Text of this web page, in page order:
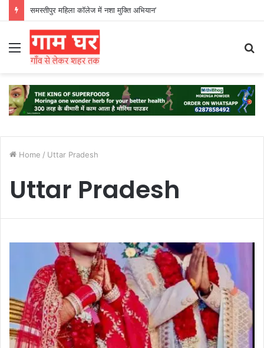
समस्तीपुर महिला कॉलेज में नशा मुक्ति अभियान’
Menu
Home / Uttar Pradesh
Uttar Pradesh